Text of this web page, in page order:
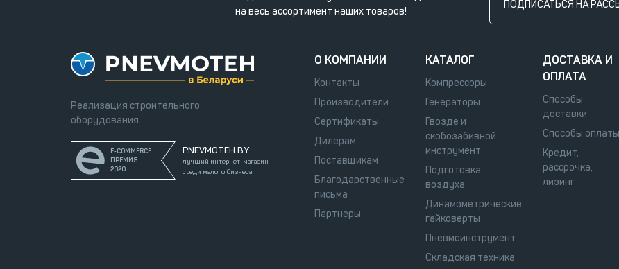
на весь ассортимент наших товаров!
ПОДПИСАТЬСЯ НА
Реализация строительного
оборудования.
E-COMMERCE
ПРЕМИЯ
2020
PNEVMOTEH.BY
лучший интернет-магазин
среди малого бизнеса
О КОМПАНИИ
Контакты
Производители
Сертификаты
Дилерам
Поставщикам
Благодарственные
письма
Партнеры
КАТАЛОГ
Компрессоры
Генераторы
Гвозде и
скобозабивной
инструмент
Подготовка
воздуха
Динамометрические
гайковерты
Пневмоинструмент
Складская техника
ДОСТАВКА И
ОПЛАТА
Способы
доставки
Способы оплаты
Кредит,
рассрочка,
лизинг